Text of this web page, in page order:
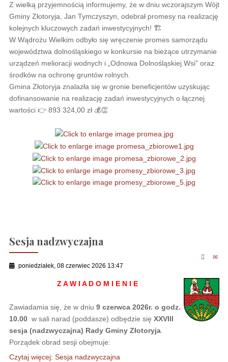
Z wielką przyjemnością informujemy, że w dniu wczorajszym Wójt
Gminy Złotoryja, Jan Tymczyszyn, odebrał promesy na realizację
kolejnych kluczowych zadań inwestycyjnych! 🏗️
W Wądrożu Wielkim odbyło się wręczenie promes samorządu
województwa dolnośląskiego w konkursie na bieżące utrzymanie
urządzeń melioracji wodnych i „Odnowa Dolnośląskiej Wsi” oraz
środków na ochronę gruntów rolnych.
Gmina Złotoryja znalazła się w gronie beneficjentów uzyskując
dofinansowanie na realizację zadań inwestycyjnych o łącznej
wartości 👉 893 324,00 zł 💰👏
Sesja nadzwyczajna
poniedziałek, 08 czerwiec 2026 13:47
Z A W I A D O M I E N I E
Zawiadamia się, że w dniu 9 czerwca 2026r. o godz.
10.00 w sali narad (poddasze) odbędzie się XXVIII
sesja (nadzwyczajna) Rady Gminy Złotoryja.
Porządek obrad sesji obejmuje:
Czytaj więcej: Sesja nadzwyczajna